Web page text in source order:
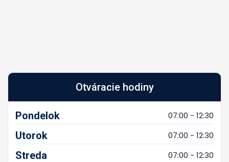
Otváracie hodiny
Pondelok 07:00 - 12:30
Utorok 07:00 - 12:30
Streda 07:00 - 12:30